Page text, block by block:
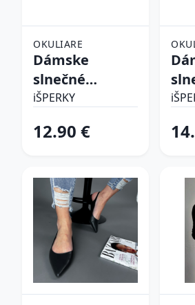
OKULIARE
Dámske
slnečné
okuliare
iŠPERKY
12.90 €